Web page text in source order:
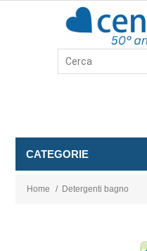
CATEGORIE
Home / Detergenti bagno